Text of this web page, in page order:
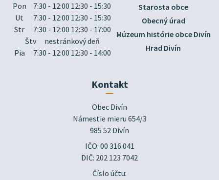
Pon
7:30 - 12:00 12:30 - 15:30
Ut
7:30 - 12:00 12:30 - 15:30
Str
7:30 - 12:00 12:30 - 17:00
Štv
nestránkový deň
Pia
7:30 - 12:00 12:30 - 14:00
Starosta obce
Obecný úrad
Múzeum histórie obce Divín
Hrad Divín
Kontakt
Obec Divín
Námestie mieru 654/3
985 52 Divín
IČO: 00 316 041
DIČ: 202 123 7042
Číslo účtu: